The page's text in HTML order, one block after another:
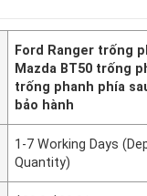
Ford Ranger trống
Mazda BT50 trống
trống phanh phía
bảo hành
1-7 Working Days
Quantity)